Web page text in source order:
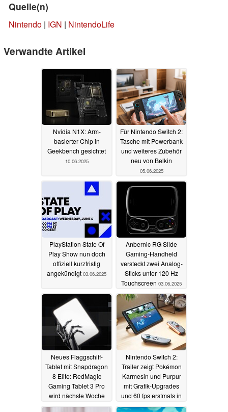
Quelle(n)
Nintendo | IGN | NintendoLife
Verwandte Artikel
Nvidia N1X: Arm-
basierter Chip in
Geekbench gesichtet
10.06.2025
Für Nintendo Switch 2:
Tasche mit Powerbank
und weiteres Zubehör
neu von Belkin
05.06.2025
PlayStation State Of
Play Show nun doch
offiziell kurzfristig
angekündigt 03.06.2025
Anbernic RG Slide
Gaming-Handheld
versteckt zwei Analog-
Sticks unter 120 Hz
Touchscreen 03.06.2025
Neues Flaggschiff-
Tablet mit Snapdragon
8 Elite: RedMagic
Gaming Tablet 3 Pro
wird nächste Woche
enthüllt03.06.2025
Nintendo Switch 2:
Trailer zeigt Pokémon
Karmesin und Purpur
mit Grafik-Upgrades
und 60 fps erstmals in
Bewegung02.06.2025